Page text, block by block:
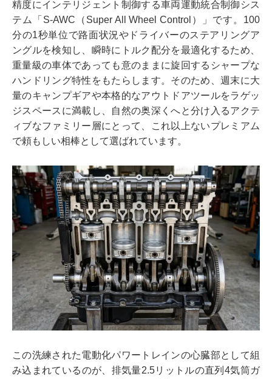
精度にインテリジェント制御する車両運動統合制御シス
テム「S-AWC（Super All Wheel Control）」です。100
分の1秒単位で路面状況やドライバーのステアリングア
ングルを検知し、瞬時にトルク配分を最適化するため、
重量級の車体であっても意のままに旋回するシャープな
ハンドリング特性をもたらします。そのため、週末に大
量のキャンプギアや本格的なアウトドアツールをラゲッ
ジスペースに満載し、自然の奥深くへと分け入るアクテ
ィブなファミリー層にとって、これ以上ないプレミアム
で頼もしい相棒として選ばれています。
この洗練された電動化パワートレインの心臓部として組
み込まれているのが、排気量2.5リットルの直列4気筒ガ